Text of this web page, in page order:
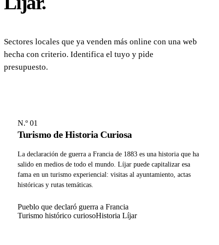
Sectores locales que ya venden más online con una web
hecha con criterio. Identifica el tuyo y pide
presupuesto.
N.º 01
Turismo de Historia Curiosa
La declaración de guerra a Francia de 1883 es una historia que ha
salido en medios de todo el mundo. Líjar puede capitalizar esa
fama en un turismo experiencial: visitas al ayuntamiento, actas
históricas y rutas temáticas.
Pueblo que declaró guerra a Francia
Turismo histórico curiosoHistoria Líjar